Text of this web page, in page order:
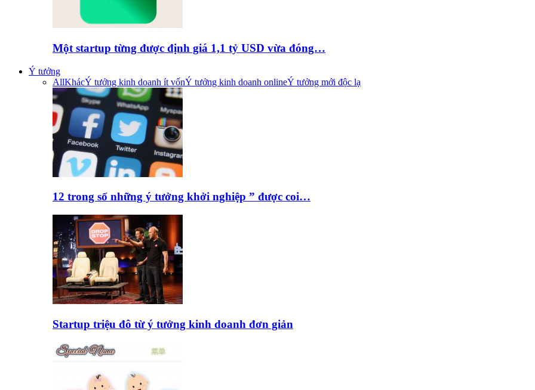
Một startup từng được định giá 1,1 tỷ USD vừa đóng…
Ý tưởng
AllKhácÝ tưởng kinh doanh ít vốnÝ tưởng kinh doanh onlineÝ tưởng mới độc lạ
12 trong số những ý tưởng khởi nghiệp ” được coi…
Startup triệu đô từ ý tưởng kinh doanh đơn giản